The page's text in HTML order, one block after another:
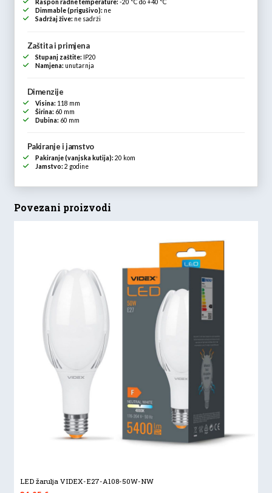
Raspon radne temperature: -20 °C do +40 °C
Dimmable (prigušivo): ne
Sadržaj žive: ne sadrži
Zaštita i primjena
Stupanj zaštite: IP20
Namjena: unutarnja
Dimenzije
Visina: 118 mm
Širina: 60 mm
Dubina: 60 mm
Pakiranje i jamstvo
Pakiranje (vanjska kutija): 20 kom
Jamstvo: 2 godine
Povezani proizvodi
LED žarulja VIDEX-E27-A108-50W-NW